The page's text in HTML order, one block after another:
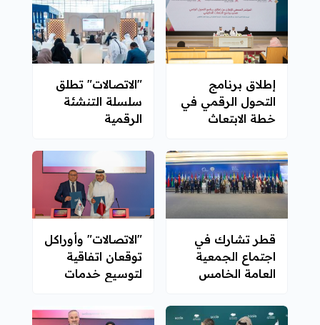
إطلاق برنامج
التحول الرقمي في
خطة الابتعاث
الأكاديمي 2026 -
2027
"الاتصالات" تطلق
سلسلة التنشئة
الرقمية
قطر تشارك في
اجتماع الجمعية
العامة الخامس
الرقمي
"الاتصالات" وأوراكل
توقعان اتفاقية
لتوسيع خدمات
المخصصة